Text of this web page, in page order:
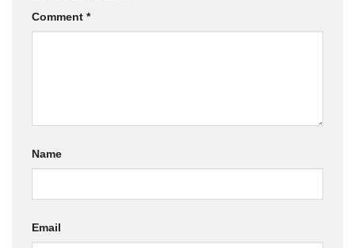
Comment *
Name
Email